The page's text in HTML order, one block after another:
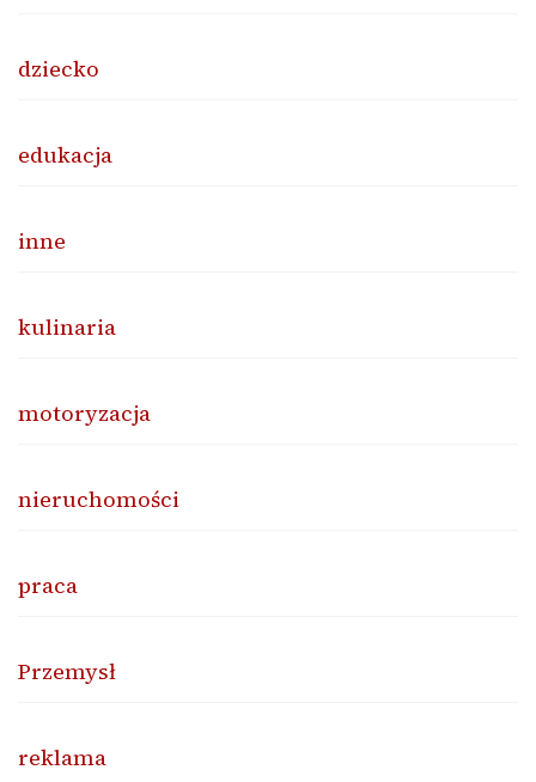
dziecko
edukacja
inne
kulinaria
motoryzacja
nieruchomości
praca
Przemysł
reklama